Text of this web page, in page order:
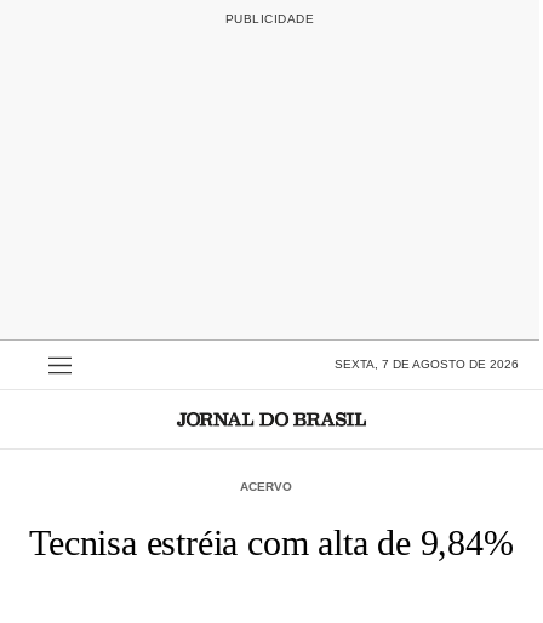
SEXTA, 7 DE AGOSTO DE 2026
ACERVO
Tecnisa estréia com alta de 9,84%